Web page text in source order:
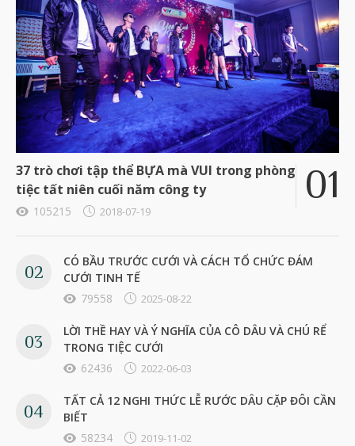
37 trò chơi tập thể BỰA mà VUI trong phòng
tiệc tất niên cuối năm công ty
105215 2018-07-19
CÓ BẦU TRƯỚC CƯỚI VÀ CÁCH TỔ CHỨC ĐÁM
CƯỚI TINH TẾ
79558
2025-08-22
LỜI THỀ HAY VÀ Ý NGHĨA CỦA CÔ DÂU VÀ CHÚ RỂ
TRONG TIỆC CƯỚI
62436
2022-06-03
TẤT CẢ 12 NGHI THỨC LỄ RƯỚC DÂU CẶP ĐÔI CẦN
BIẾT
58234
2019-11-02